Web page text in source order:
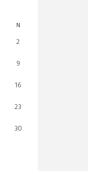
N
2
9
16
23
30